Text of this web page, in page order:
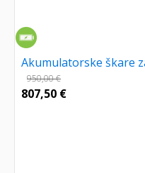
Akumulatorske škare
950,00€
807,50 €